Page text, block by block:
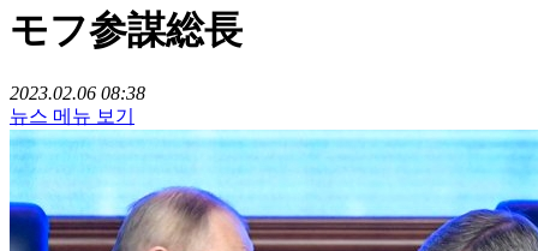
モフ参謀総長
2023.02.06 08:38
뉴스 메뉴 보기